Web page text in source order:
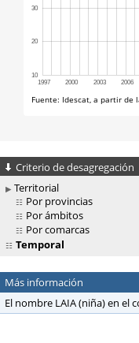
Criterio de desagregación
Territorial
Por provincias
Por ámbitos
Por comarcas
Temporal
Más información
El nombre LAIA (niña) en el